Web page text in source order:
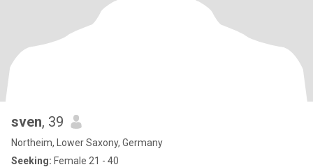
sven, 39
Northeim, Lower Saxony, Germany
Seeking: Female 21 - 40